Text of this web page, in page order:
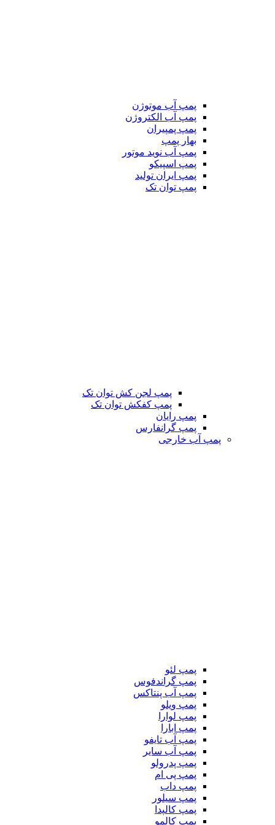
پمپ آب موتوژن
پمپ آب الکتروژن
پمپ پمپیران
بهار پمپ
پمپ آب نوید موتور
پمپ اسپیکو
پمپ ایران تولید
پمپ توان تک
پمپ لجن کش توان تک
پمپ کفکش توان تک
پمپ رایان
پمپ گرانفارس
پمپ آب خارجی
پمپ لئو
پمپ گراندفوس
پمپ آب پنتاکس
پمپ ویلو
پمپ لوارا
پمپ ابارا
پمپ آب تایفو
پمپ آب سایر
پمپ پدرولو
پمپ پی ام
پمپ داب
پمپ سیلور
پمپ کالپدا
پمپ کالمو